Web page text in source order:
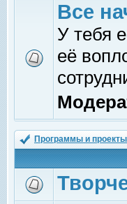
Все
У тебя
её
Программы и проекты